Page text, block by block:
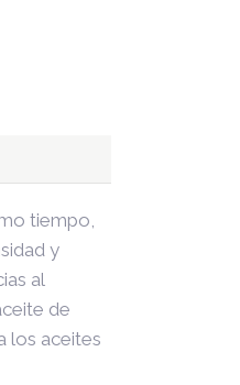
tiempo,
y
al
de
los aceites